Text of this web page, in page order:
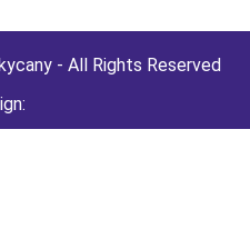
- All Rights Reserved